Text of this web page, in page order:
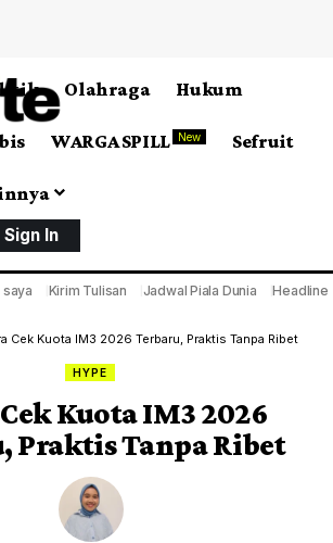
Olahraga Hukum
WARGA SPILL New Sefruit
Sign In
saya Kirim Tulisan Jadwal Piala Dunia Headline
Cek Kuota IM3 2026 Terbaru, Praktis Tanpa Ribet
HYPE
Kuota IM3 2026
Praktis Tanpa Ribet